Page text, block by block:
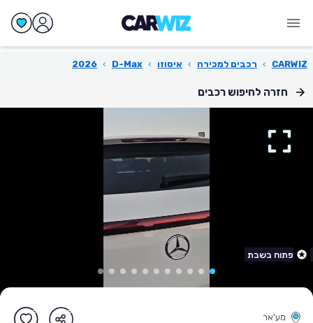
CARWIZ
› רכבים למכירה › איסוזו ›
D-Max
›
2026
חזרה לחיפוש רכבים
פתוח בשבת
מע'אר